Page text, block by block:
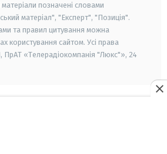
матеріали позначені словами
матеріал", "Експерт", "Позиція".
та правил цитування можна
користування сайтом. Усі права
«Телерадіокомпанія "Люкс"», 24